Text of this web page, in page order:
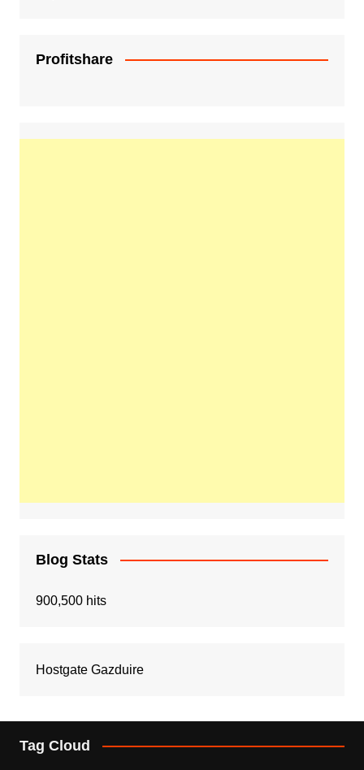
Profitshare
Blog Stats
900,500 hits
Hostgate Gazduire
Tag Cloud